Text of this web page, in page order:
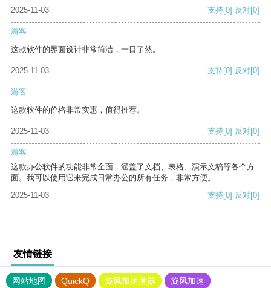
2025-11-03 支持[0] 反对[0]
游客
这款软件的界面设计非常简洁，一目了然。
2025-11-03 支持[0] 反对[0]
游客
这款软件的价格非常实惠，值得推荐。
2025-11-03 支持[0] 反对[0]
游客
这款办公软件的功能非常全面，涵盖了文档、表格、演示文稿等各个方
面。我可以使用它来完成日常办公的所有任务，非常方便。
2025-11-03
支持[0] 反对[0]
友情链接
网站地图 QuickQ 旋风加速度器
旋风加速